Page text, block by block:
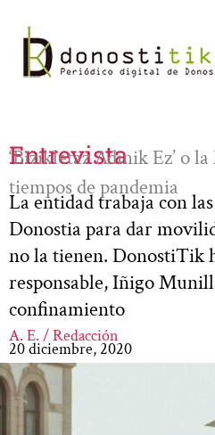
contenido
Entrevista
‘Bizikletaz Adinik Ez’ o
tiempos de pandemia
La entidad trabaja con
Donostia para dar
no la tienen. DonostiTik
responsable, Iñigo
confinamiento
A. E. / Redacción
20 diciembre, 2020